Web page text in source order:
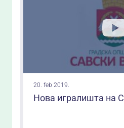
20. feb 2019.
Нова игралишта на